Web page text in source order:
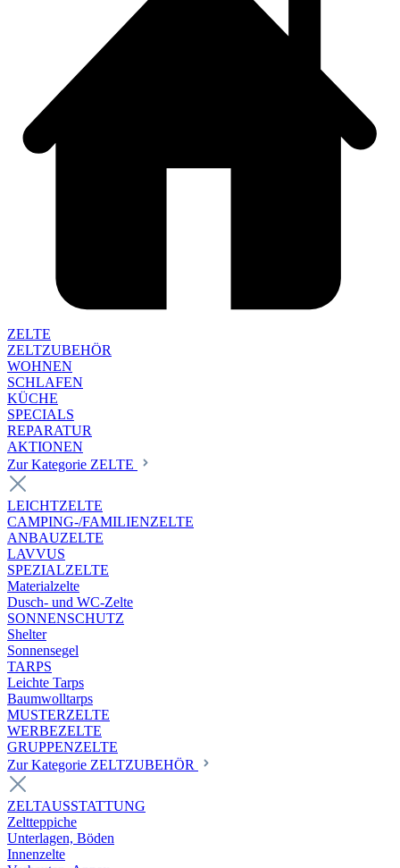
ZELTE
ZELTZUBEHÖR
WOHNEN
SCHLAFEN
KÜCHE
SPECIALS
REPARATUR
AKTIONEN
Zur Kategorie ZELTE
LEICHTZELTE
CAMPING-/FAMILIENZELTE
ANBAUZELTE
LAVVUS
SPEZIALZELTE
Materialzelte
Dusch- und WC-Zelte
SONNENSCHUTZ
Shelter
Sonnensegel
TARPS
Leichte Tarps
Baumwolltarps
MUSTERZELTE
WERBEZELTE
GRUPPENZELTE
Zur Kategorie ZELTZUBEHÖR
ZELTAUSSTATTUNG
Zeltteppiche
Unterlagen, Böden
Innenzelte